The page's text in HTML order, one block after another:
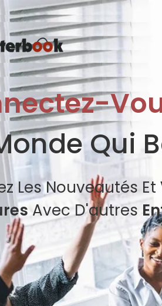
Qui
Les Nouveautés Et
Avec D'autres